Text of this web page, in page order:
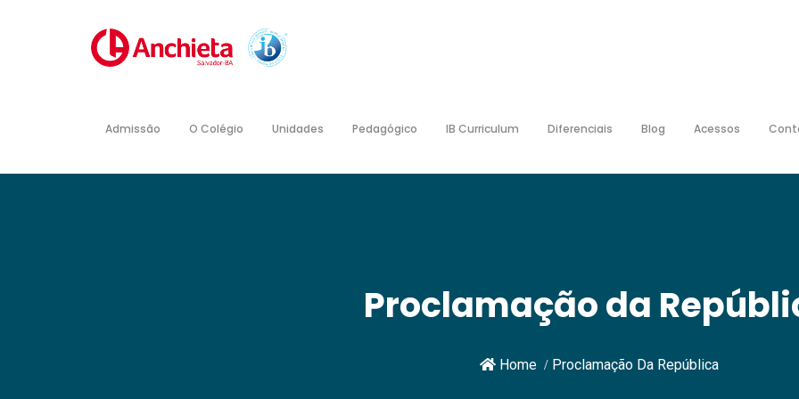
Admissão O Colégio Unidades Pedagógico IB Curriculum Diferenciais Blog Acessos
Proclamação da
Home Proclamação Da República